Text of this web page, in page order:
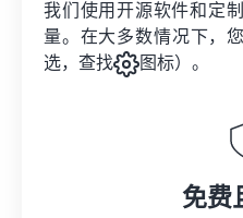
我们使用开源软件和定
量。在大多数情况下，
选，查找
图标）。
免费